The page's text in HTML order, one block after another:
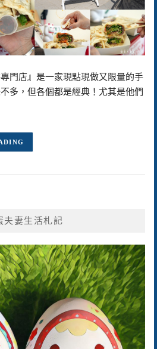
門店』是一家現點現做又限量的手
多，但各個都是經典！尤其是他們
夫妻生活札記